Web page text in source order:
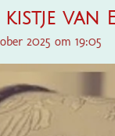
kistje
2025 om 19:05